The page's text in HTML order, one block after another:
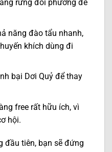
rừng đối phương để
năng đào tẩu nhanh,
khích dùng đi
bại Dơi Quỷ để thay
free rất hữu ích, vì
hội.
đầu tiên, bạn sẽ đứng